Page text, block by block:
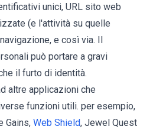
unici, URL sito web
(e l'attività su quelle
e così via. Il
può portare a gravi
il furto di identità.
altre applicazioni che
funzioni utili. per esempio,
Gains, Web Shield, Jewel Quest